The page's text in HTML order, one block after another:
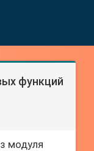
функций
модуля